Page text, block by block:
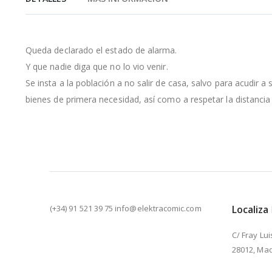
la
imágenes
Queda declarado el estado de alarma.
Y que nadie diga que no lo vio venir.
Se insta a la población a no salir de casa, salvo para acudir
bienes de primera necesidad, así como a respetar la
(+34) 91 521 39 75 info@elektracomic.com
C/ Fray
28012,